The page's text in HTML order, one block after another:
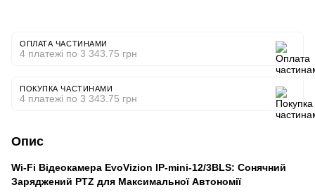
ОПЛАТА ЧАСТИНАМИ
4 платежі по 3 343.75 грн
ПОКУПКА ЧАСТИНАМИ
4 платежі по 3 343.75 грн
Опис
Wi-Fi Відеокамера EvoVizion IP-mini-12/3BLS: Сонячний
Заряджений PTZ для Максимальної Автономії